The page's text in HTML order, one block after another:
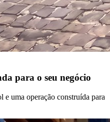
para o seu negócio
e uma operação construída para